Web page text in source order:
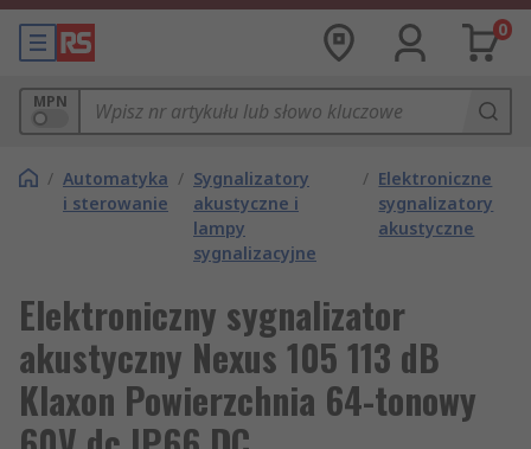
0
MPN
/ Automatyka
i sterowanie
/ Sygnalizatory
akustyczne i
lampy
sygnalizacyjne
/ Elektroniczne
sygnalizatory
akustyczne
Elektroniczny sygnalizator
akustyczny Nexus 105 113 dB
Klaxon Powierzchnia 64-tonowy